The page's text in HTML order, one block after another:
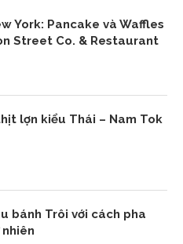
York: Pancake và Waffles
Street Co. & Restaurant
lợn kiểu Thái – Nam Tok
bánh Trôi với cách pha